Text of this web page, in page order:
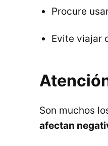
Procure
Evite viajar
Son muchos
afectan